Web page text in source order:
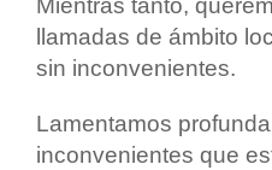
Mientras tanto,
llamadas de ámbito
sin inconvenientes.
Lamentamos
inconvenientes que